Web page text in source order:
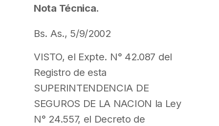
Nota Técnica.
Bs. As., 5/9/2002
VISTO, el Expte. N° 42.087 del
Registro de esta
SUPERINTENDENCIA DE
SEGUROS DE LA NACION la Ley
N° 24.557, el Decreto de